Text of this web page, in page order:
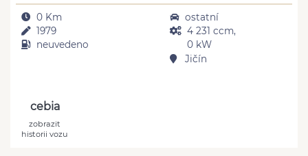
0 Km
1979
neuvedeno
ostatní
4 231 ccm,
0 kW
Jičín
cebia
zobrazit
historii vozu